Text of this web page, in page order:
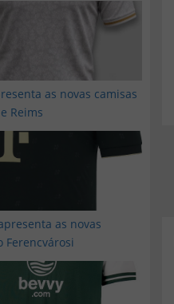
as novas camisas
Reims
as novas
Ferencvárosi